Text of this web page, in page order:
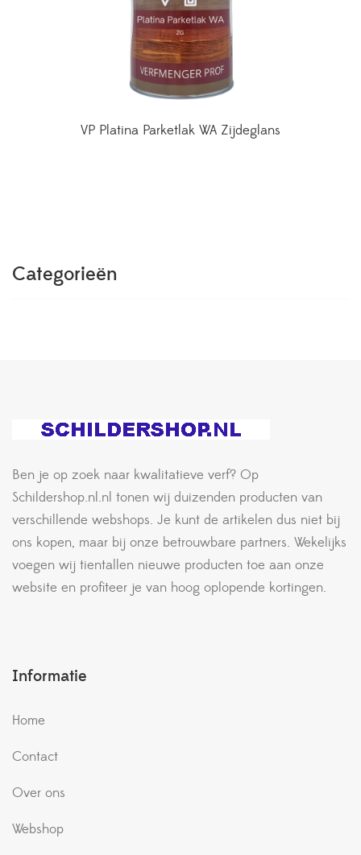
VP Platina Parketlak WA Zijdeglans
Categorieën
Ben je op zoek naar kwalitatieve verf? Op
Schildershop.nl.nl tonen wij duizenden producten van
verschillende webshops. Je kunt de artikelen dus niet bij
ons kopen, maar bij onze betrouwbare partners. Wekelijks
voegen wij tientallen nieuwe producten toe aan onze
website en profiteer je van hoog oplopende kortingen.
Informatie
Home
Contact
Over ons
Webshop